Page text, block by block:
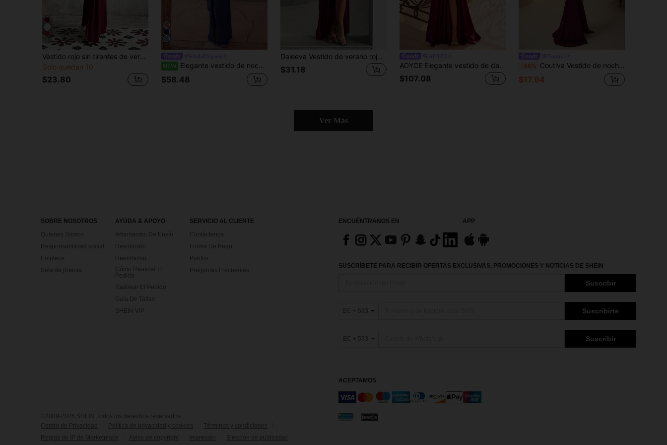
Vestido rojo sin tirantes de verano para mujer con lazos, vestido elegante para fiesta, adecuado para citas, fiestas, vacaciones, playa
Solo quedan 10
$23.80
NEW Elegante vestido de noche sin tirantes, diseño de busto fruncido, abertura alta, espalda con lazo – Fiesta de noche, cena formal, baile, celebración, evento de alfombra roja, boda
$58.48
Daleeva Vestido de verano rojo vino de moda para mujer con ribete de encaje, abertura y tirantes, vestido elegante para fiesta, carnaval, citas, vacaciones, playa y boda
$31.18 ADYCE Elegante vestido de dama de honor con tirantes de espagueti, cintura marcada, espalda descubierta, ajustado, con lentejuelas y abertura alta, vestido de baile, vestido de regreso a casa, vestido de invitada de boda, vestido formal para cena, vestido para fiesta de otoño
$107.08
-50% Coutiva Vestido de noche formal elegante y sexy de lentejuelas con espalda descubierta y silueta de sirena para mujer
$17.94
Ver Más
SOBRE NOSOTROS
Quienes Somos
Responsabilidad social
Empleos
Sala de prensa
AYUDA & APOYO
Información De Envío
Devolución
Reembolso
Cómo Realizar El
Pedido
Rastrear El Pedido
Guía De Tallas
SHEIN VIP
SERVICIO AL CLIENTE
Contáctenos
Forma De Pago
Puntos
Preguntas Frecuentes
ENCUÉNTRANOS EN APP
SUSCRÍBETE PARA RECIBIR OFERTAS EXCLUSIVAS, PROMOCIONES Y NOTICIAS DE SHEIN
Suscribir
EC + 593 Suscribirte
EC + 593 Suscribir
ACEPTAMOS
©2009-2026 SHEIN Todos los derechos reservados
Centro de Privacidad
Política de privacidad y cookies
Términos y condiciones
Reglas de IP de Marketplace
Aviso de copyright Impresión Elección de publicidad